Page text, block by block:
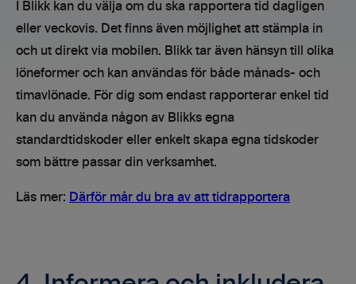
I Blikk kan du välja om du ska rapportera tid dagligen
eller veckovis. Det finns även möjlighet att stämpla in
och ut direkt via mobilen. Blikk tar även hänsyn till olika
löneformer och kan användas för både månads- och
timavlönade. För dig som endast rapporterar enkel tid
kan du använda någon av Blikks egna
standardtidskoder eller enkelt skapa egna tidskoder
som bättre passar din verksamhet.
Läs mer: Därför mår du bra av att tidrapportera